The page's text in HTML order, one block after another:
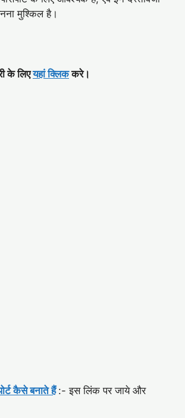
मुश्किल है।
के लिएयहां क्लिककरे।
कैसे बनाते हैं :- इस लिंक पर जाये और